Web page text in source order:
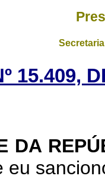
15.409,
DA
eu